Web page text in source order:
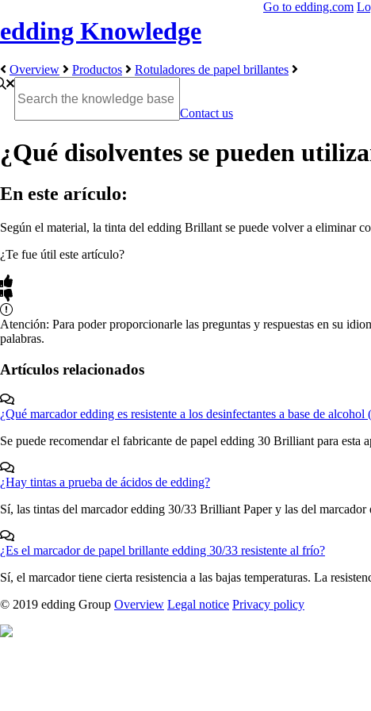
edding Knowledge
Go to edding.com
Overview Productos Rotuladores de papel brillantes
Contact us
¿Qué disolventes se pueden
En este arículo:
Según el material, la tinta del edding Brillant se puede volver a eliminar
¿Te fue útil este artículo?
Atención: Para poder proporcionarle las preguntas y respuestas en su
palabras.
Artículos relacionados
¿Qué marcador edding es resistente a los desinfectantes a base de
Se puede recomendar el fabricante de papel edding 30 Brilliant para esta
¿Hay tintas a prueba de ácidos de edding?
Sí, las tintas del marcador edding 30/33 Brilliant Paper y las del marcador
¿Es el marcador de papel brillante edding 30/33 resistente al frío?
Sí, el marcador tiene cierta resistencia a las bajas temperaturas. La
© 2019 edding Group Overview Legal notice Privacy policy